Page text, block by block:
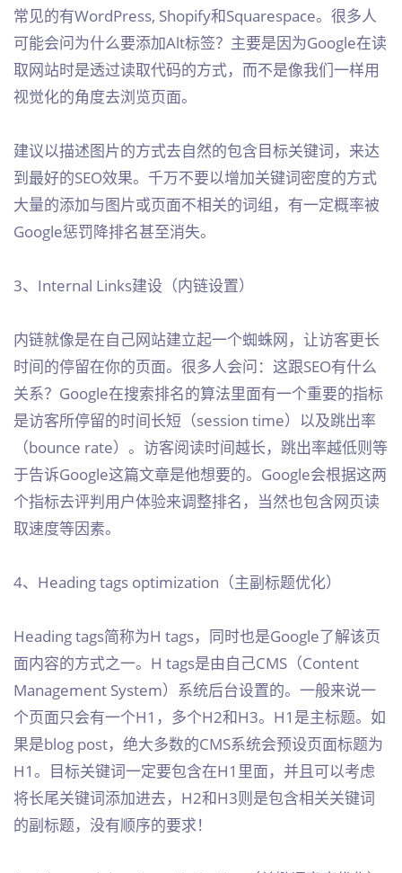
常见的有WordPress, Shopify和Squarespace。很多人
可能会问为什么要添加Alt标签？主要是因为Google在读
取网站时是透过读取代码的方式，而不是像我们一样用
视觉化的角度去浏览页面。
建议以描述图片的方式去自然的包含目标关键词，来达
到最好的SEO效果。千万不要以增加关键词密度的方式
大量的添加与图片或页面不相关的词组，有一定概率被
Google惩罚降排名甚至消失。
3、Internal Links建设（内链设置）
内链就像是在自己网站建立起一个蜘蛛网，让访客更长
时间的停留在你的页面。很多人会问：这跟SEO有什么
关系？Google在搜索排名的算法里面有一个重要的指标
是访客所停留的时间长短（session time）以及跳出率
（bounce rate）。访客阅读时间越长，跳出率越低则等
于告诉Google这篇文章是他想要的。Google会根据这两
个指标去评判用户体验来调整排名，当然也包含网页读
取速度等因素。
4、Heading tags optimization（主副标题优化）
Heading tags简称为H tags，同时也是Google了解该页
面内容的方式之一。H tags是由自己CMS（Content
Management System）系统后台设置的。一般来说一
个页面只会有一个H1，多个H2和H3。H1是主标题。如
果是blog post，绝大多数的CMS系统会预设页面标题为
H1。目标关键词一定要包含在H1里面，并且可以考虑
将长尾关键词添加进去，H2和H3则是包含相关关键词
的副标题，没有顺序的要求！